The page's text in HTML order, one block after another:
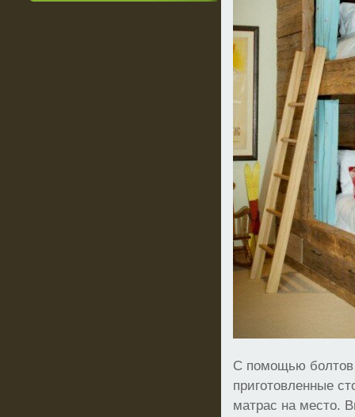
С помощью болтов
приготовленные
матрас на место.